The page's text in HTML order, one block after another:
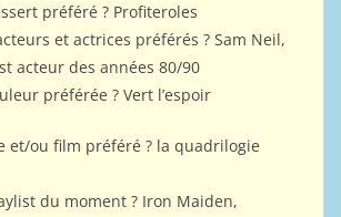
préféré ? Profiteroles
et actrices préférés ? Sam Neil,
acteur des années 80/90
préférée ? Vert l’espoir
et/ou film préféré ? la quadrilogie
du moment ? Iron Maiden,